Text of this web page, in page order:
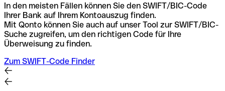
In den meisten Fällen können Sie den SWIFT/BIC-Code
Ihrer Bank auf Ihrem Kontoauszug finden.
Mit Qonto können Sie auch auf unser Tool zur SWIFT/BIC-
Suche zugreifen, um den richtigen Code für Ihre
Überweisung zu finden.
Zum SWIFT-Code Finder